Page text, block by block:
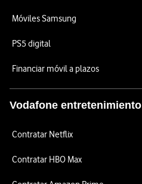
Móviles Samsung
PS5 digital
Financiar móvil a plazos
Vodafone entretenimiento
Contratar Netflix
Contratar HBO Max